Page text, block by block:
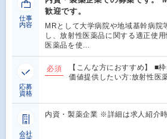
仕事
内容
歓迎です。
MRとして大学病院や地域基幹病院
し、放射性医薬品に関する適正使
医薬品を使…
応募
資格
必須
【こんな方におすすめ】 ■
価値提供したい方:放射性医
会社
内資・製薬企業 ※詳細は求人紹介